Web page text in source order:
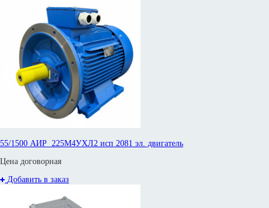
55/1500 АИР 225М4УХЛ2 исп 2081 эл. двигатель
Цена договорная
Добавить в заказ